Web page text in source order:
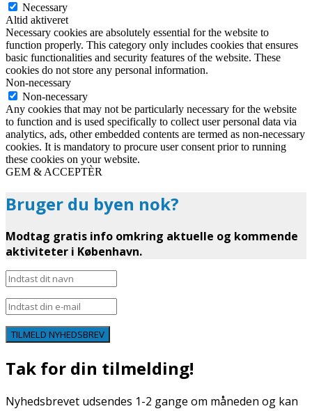
Necessary
Altid aktiveret
Necessary cookies are absolutely essential for the website to
function properly. This category only includes cookies that ensures
basic functionalities and security features of the website. These
cookies do not store any personal information.
Non-necessary
Non-necessary
Any cookies that may not be particularly necessary for the website
to function and is used specifically to collect user personal data via
analytics, ads, other embedded contents are termed as non-necessary
cookies. It is mandatory to procure user consent prior to running
these cookies on your website.
GEM & ACCEPTÈR
Bruger du byen nok?
Modtag gratis info omkring aktuelle og kommende
aktiviteter i København.
TILMELD NYHEDSBREV
Tak for din tilmelding!
Nyhedsbrevet udsendes 1-2 gange om måneden og kan